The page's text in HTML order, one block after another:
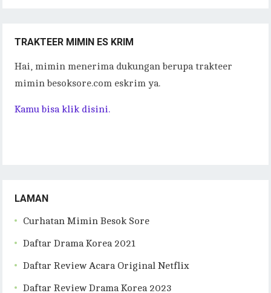
TRAKTEER MIMIN ES KRIM
Hai, mimin menerima dukungan berupa trakteer
mimin besoksore.com eskrim ya.
Kamu bisa klik disini.
LAMAN
Curhatan Mimin Besok Sore
Daftar Drama Korea 2021
Daftar Review Acara Original Netflix
Daftar Review Drama Korea 2023